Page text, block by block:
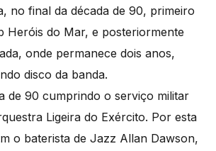
no final da década de 90, primeiro
Heróis do Mar, e posteriormente
onde permanece dois anos,
disco da banda.
de 90 cumprindo o serviço militar
Ligeira do Exército. Por esta
o baterista de Jazz Allan Dawson,